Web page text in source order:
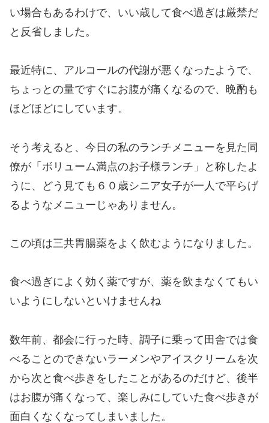
い場合もあるわけで、いい歳して食べ過ぎは厳禁だ
と反省しました。
最近特に、アルコールの代謝が悪くなったようで、
ちょっとの量ですぐにお腹が痛くなるので、晩酌も
ほどほどにしています。
そう考えると、今日の私のランチメニューを見た同
僚が「ボリューム満点のお子様ランチ」と称したよ
うに、どう見ても６０歳シニア女子が一人で平らげ
るようなメニューじゃありません。
この頃は三共胃腸薬をよく飲むようになりました。
食べ過ぎによく効く薬ですが、薬を飲まなくてもい
いようにしないといけませんね
数年前、都会に行った時、調子に乗って田舎では食
べることのできないラーメンやアイスクリームを次
から次と食べ歩きをしたことがあるのだけど、後半
はお腹が痛くなって、楽しみにしていた食べ歩きが
面白くなくなってしまいました。